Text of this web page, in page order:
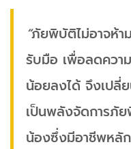
“ภัยพิบัติไม่อาจห้า
รับมือ เพื่อลดควา
น้อยลงได้ จึงเปลี่
เป็นพลังจัดการภั
น้องซึ่งมีอาชีพหลั